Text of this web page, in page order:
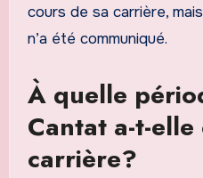
cours de sa carrière,
n’a été communiqué.
À quelle
Cantat a-t-elle
carrière?